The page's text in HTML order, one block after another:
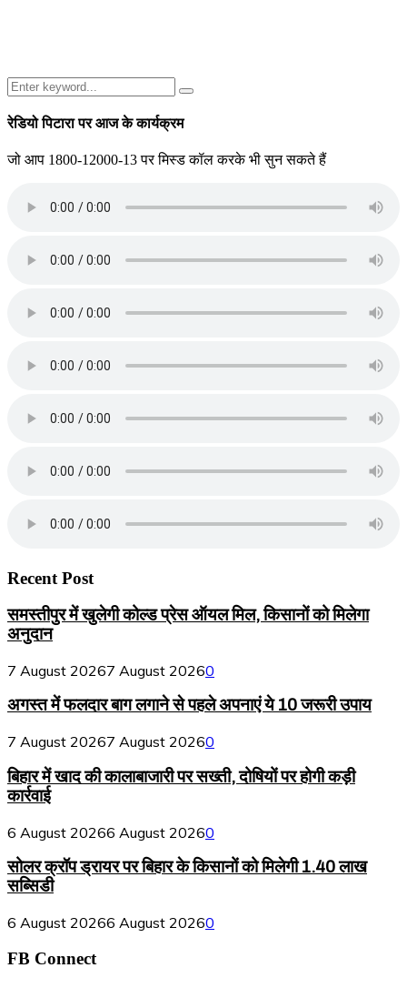
Search
for:
Search
रेडियो पिटारा पर आज के कार्यक्रम
जो आप 1800-12000-13 पर मिस्ड कॉल करके भी सुन सकते हैं
Recent Post
समस्तीपुर में खुलेगी कोल्ड प्रेस ऑयल मिल, किसानों को मिलेगा
अनुदान
7 August 20267 August 20260
अगस्त में फलदार बाग लगाने से पहले अपनाएं ये 10 जरूरी उपाय
7 August 20267 August 20260
बिहार में खाद की कालाबाजारी पर सख्ती, दोषियों पर होगी कड़ी
कार्रवाई
6 August 20266 August 20260
सोलर क्रॉप ड्रायर पर बिहार के किसानों को मिलेगी 1.40 लाख
सब्सिडी
6 August 20266 August 20260
FB Connect